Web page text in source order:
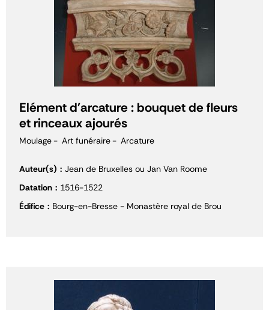
Elément d'arcature : bouquet de fleurs
et rinceaux ajourés
Moulage Art funéraire Arcature
Auteur(s)
Jean de Bruxelles ou Jan Van Roome
Datation
1516-1522
Édifice
Bourg-en-Bresse - Monastère royal de Brou